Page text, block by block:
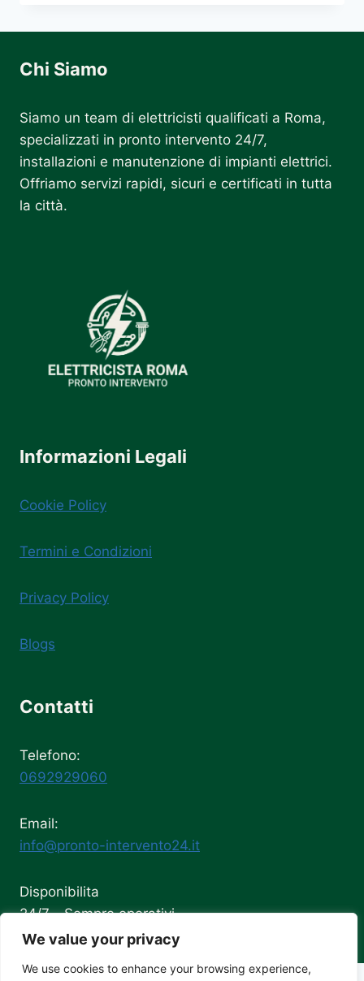
We value your privacy
We use cookies to enhance your browsing experience,
Chi Siamo
Siamo un team di elettricisti qualificati a Roma,
specializzati in pronto intervento 24/7,
installazioni e manutenzione di impianti elettrici.
Offriamo servizi rapidi, sicuri e certificati in tutta
la città.
Informazioni Legali
Cookie Policy
Termini e Condizioni
Privacy Policy
Blogs
Contatti
Telefono:
0692929060
Email:
info@pronto-intervento24.it
Disponibilita
24/7 - Sempre operativi